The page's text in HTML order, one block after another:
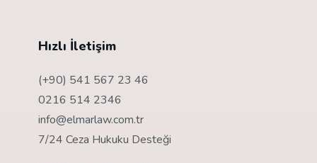
Hızlı İletişim
(+90) 541 567 23 46
0216 514 2346
info@elmarlaw.com.tr
7/24 Ceza Hukuku Desteği